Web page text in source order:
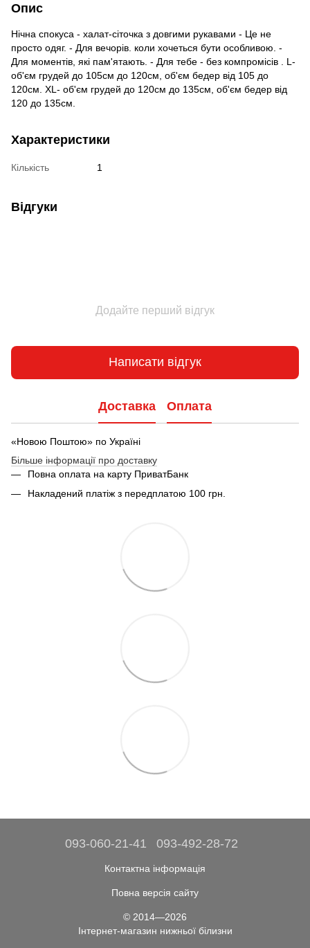
Опис
Нічна спокуса - халат-сіточка з довгими рукавами - Це не
просто одяг. - Для вечорів. коли хочеться бути особливою. -
Для моментів, які пам'ятають. - Для тебе - без компромісів . L-
об'єм грудей до 105см до 120см, об'єм бедер від 105 до
120см. XL- об'єм грудей до 120см до 135см, об'єм бедер від
120 до 135см.
Характеристики
Кількість 1
Відгуки
Додайте перший відгук
Написати відгук
Доставка Оплата
«Новою Поштою» по Україні
Більше інформації про доставку
Повна оплата на карту ПриватБанк
Накладений платіж з передплатою 100 грн.
093-060-21-41 093-492-28-72
Контактна інформація
Повна версія сайту
© 2014—2026
Інтернет-магазин нижньої білизни